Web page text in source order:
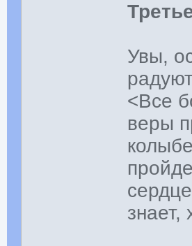
Увы,
<Все
веры
знает,